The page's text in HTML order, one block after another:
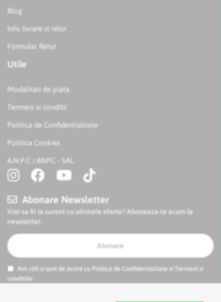
Blog
Info livrare si retur
Formular Retur
Utile
Modalitati de plata
Termeni si conditii
Politica de Confidentialitate
Politica Cookies
A.N.P.C / ANPC - SAL
Abonare Newsletter
Vrei sa fii la curent cu ultimele oferte? Aboneaza-te acum la
newsletter.
Abonare
Am citit si sunt de acord cu Politica de Confidentialitate si
Termeni si
conditiile